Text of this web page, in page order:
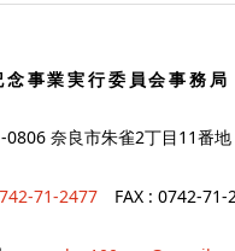
事業実行委員会事務局
0806 奈良市朱雀2丁目11番地
71-2477FAX : 0742-71-